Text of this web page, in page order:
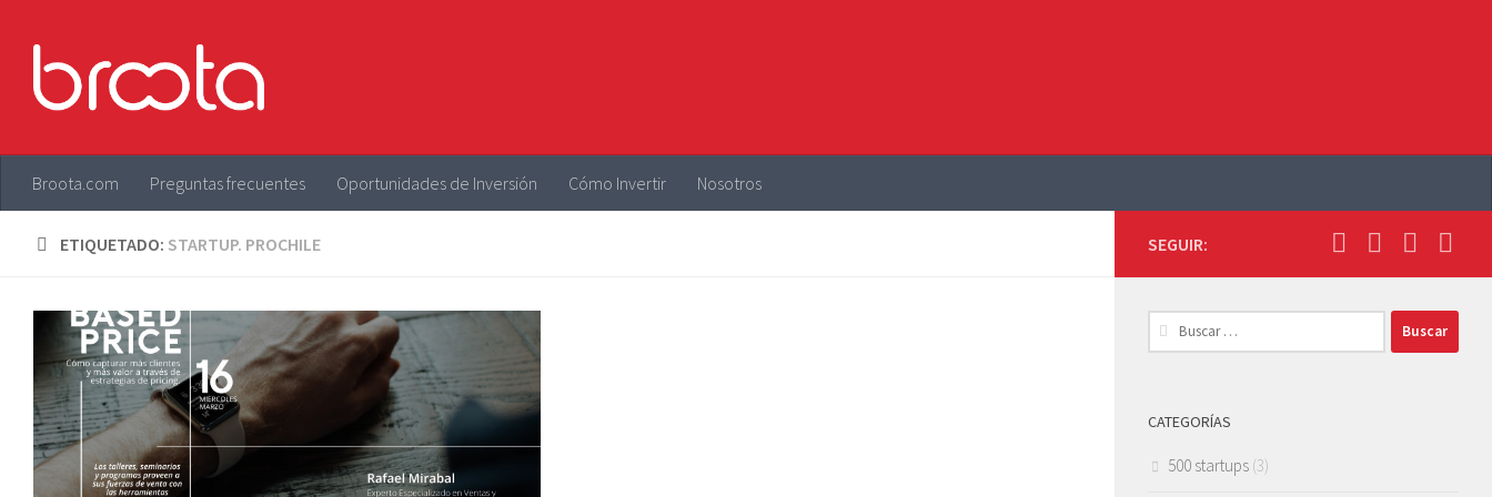
Broota.com Preguntas frecuentes Oportunidades de Inversión Cómo Invertir Nosotros
ETIQUETADO: STARTUP. PROCHILE SEGUIR:
Buscar:
CATEGORÍAS
500 startups (3)